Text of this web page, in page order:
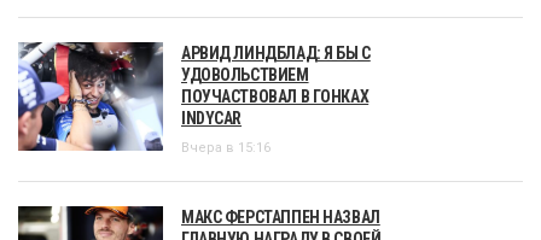
АРВИД ЛИНДБЛАД: Я БЫ С
УДОВОЛЬСТВИЕМ
ПОУЧАСТВОВАЛ В ГОНКАХ
INDYCAR
Вчера в 15:16
МАКС ФЕРСТАППЕН НАЗВАЛ